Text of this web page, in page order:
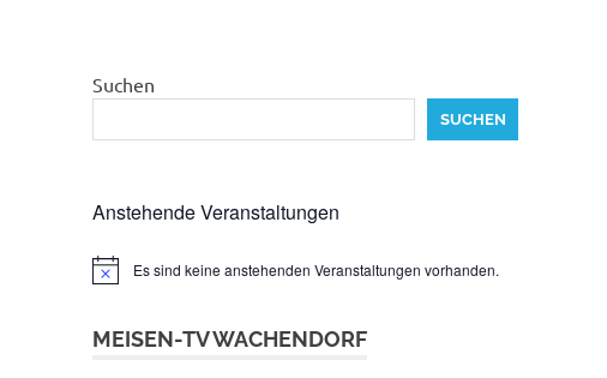
Suchen
SUCHEN
Anstehende Veranstaltungen
HinweisEs sind keine anstehenden Veranstaltungen vorhanden.
MEISEN-TV WACHENDORF